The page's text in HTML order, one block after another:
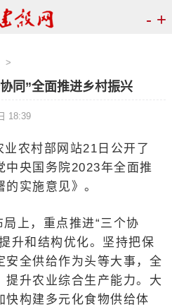
- +
>
同”全面推进乡村振兴
18:39
农村部网站21日公开了
中央国务院2023年全面推
实施意见》。
上，重点推进“三个协
升和结构优化。坚持把保
安全供给作为头等大事，全
提升农业综合生产能力。大
快构建多元化食物供给体